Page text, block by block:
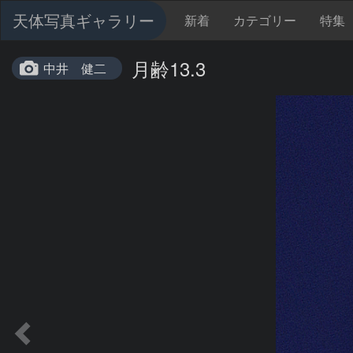
天体写真ギャラリー 新着 カテゴリー 特集
中井 健二 月齢13.3